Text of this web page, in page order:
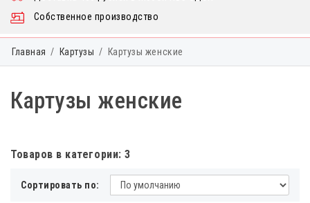
Собственное производство
Главная Картузы Картузы женские
Картузы женские
Товаров в категории: 3
Сортировать по: